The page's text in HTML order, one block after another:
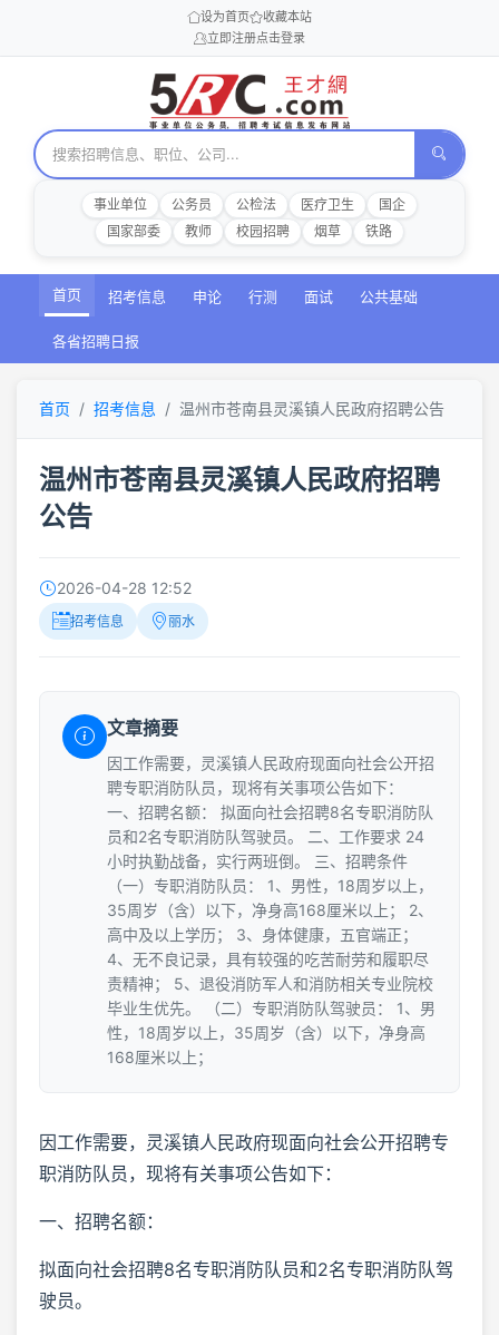
设为首页
收藏本站
立即注册点击登录
事业单位 公务员 公检法 医疗卫生
国企
国家部委
教师 校园招聘 烟草 铁路
首页 招考信息 申论 行测 面试 公共基础
各省招聘日报
首页 招考信息 温州市苍南县灵溪镇人民政府招聘公告
温州市苍南县灵溪镇人民政府招聘
公告
2026-04-28 12:52
招考信息 丽水
文章摘要
因工作需要，灵溪镇人民政府现面向社会公开招
聘专职消防队员，现将有关事项公告如下：
一、招聘名额： 拟面向社会招聘8名专职消防队
员和2名专职消防队驾驶员。 二、工作要求 24
小时执勤战备，实行两班倒。 三、招聘条件
（一）专职消防队员： 1、男性，18周岁以上，
35周岁（含）以下，净身高168厘米以上； 2、
高中及以上学历； 3、身体健康，五官端正；
4、无不良记录，具有较强的吃苦耐劳和履职尽
责精神； 5、退役消防军人和消防相关专业院校
毕业生优先。 （二）专职消防队驾驶员： 1、男
性，18周岁以上，35周岁（含）以下，净身高
168厘米以上；
因工作需要，灵溪镇人民政府现面向社会公开招聘专
职消防队员，现将有关事项公告如下：
一、招聘名额：
拟面向社会招聘8名专职消防队员和2名专职消防队驾
驶员。